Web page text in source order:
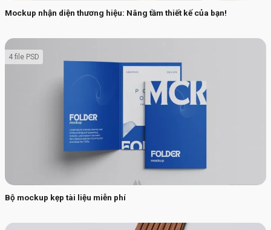
Mockup nhận diện thương hiệu: Nâng tầm thiết kế của bạn!
Bộ mockup kẹp tài liệu miễn phí
4 file PSD